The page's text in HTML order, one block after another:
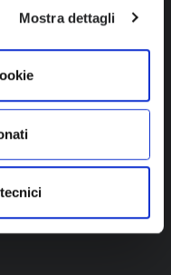
Mostra dettagli